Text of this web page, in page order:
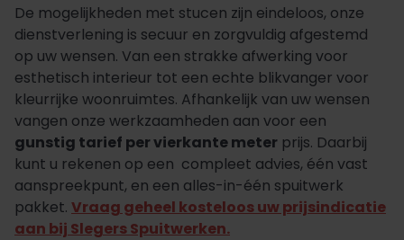
De mogelijkheden met stucen zijn eindeloos, onze
dienstverlening is secuur en zorgvuldig afgestemd
op uw wensen. Van een strakke afwerking voor
esthetisch interieur tot een echte blikvanger voor
kleurrijke woonruimtes. Afhankelijk van uw wensen
vangen onze werkzaamheden aan voor een
gunstig tarief per vierkante meter prijs. Daarbij
kunt u rekenen op een compleet advies, één vast
aanspreekpunt, en een alles-in-één spuitwerk
pakket. Vraag geheel kosteloos uw prijsindicatie
aan bij Slegers Spuitwerken.